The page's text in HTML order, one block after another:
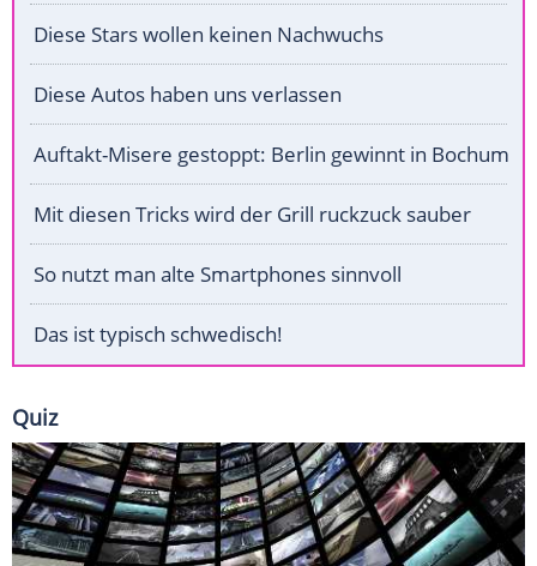
Diese Stars wollen keinen Nachwuchs
Diese Autos haben uns verlassen
Auftakt-Misere gestoppt: Berlin gewinnt in Bochum
Mit diesen Tricks wird der Grill ruckzuck sauber
So nutzt man alte Smartphones sinnvoll
Das ist typisch schwedisch!
Quiz